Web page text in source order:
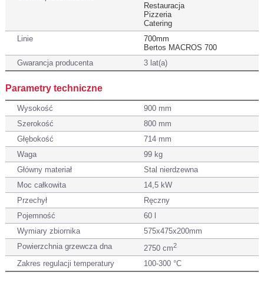
Restauracja
Pizzeria
Catering
Linie
700mm
Bertos MACROS 700
Gwarancja producenta
3 lat(a)
Parametry techniczne
Wysokość
900 mm
Szerokość
800 mm
Głębokość
714 mm
Waga
99 kg
Główny materiał
Stal nierdzewna
Moc całkowita
14,5 kW
Przechył
Ręczny
Pojemność
60 l
Wymiary zbiornika
575x475x200mm
Powierzchnia grzewcza dna
2750 cm2
Zakres regulacji temperatury 100-300 °C